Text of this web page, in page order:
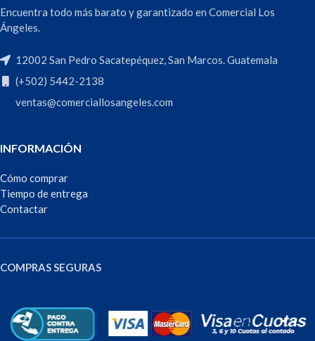
Encuentra todo más barato y garantizado en Comercial Los
Ángeles.
12002 San Pedro Sacatepéquez, San Marcos. Guatemala
(+502) 5442-2138
ventas@comerciallosangeles.com
INFORMACIÓN
Cómo comprar
Tiempo de entrega
Contactar
COMPRAS SEGURAS